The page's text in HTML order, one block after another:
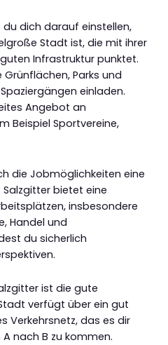
dich darauf einstellen,
Stadt ist, die mit ihrer
Infrastruktur punktet.
Parks und
einladen.
Angebot an
Beispiel Sportvereine,
die Jobmöglichkeiten eine
Salzgitter bietet eine
insbesondere
Handel und
du sicherlich
ist die gute
verfügt über ein gut
Verkehrsnetz, das es dir
nach B zu kommen.